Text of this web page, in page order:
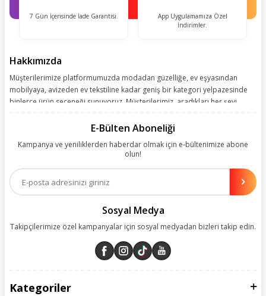
7 Gün İçerisinde İade Garantisi.
App Uygulamamıza Özel
İndirimler.
Hakkımızda
Müşterilerimize platformumuzda modadan güzelliğe, ev eşyasından
mobilyaya, avizeden ev tekstiline kadar geniş bir kategori yelpazesinde
binlerce ürün seçeneği sunuyoruz. Müşterilerimiz, aradıkları her şeyi
kolay, kusursuz ve keyifli bir alışveriş yolculuğu sunarken deneyiminize
olanakları sunuyoruz. Çalışmalarımızı müşterilerimizin memnuniyetini
esas alarak yürütüyoruz.
E-Bülten Aboneliği
Kampanya ve yeniliklerden haberdar olmak için e-bültenimize abone
olun!
Sosyal Medya
Takipçilerimize özel kampanyalar için sosyal medyadan bizleri takip edin.
Kategoriler